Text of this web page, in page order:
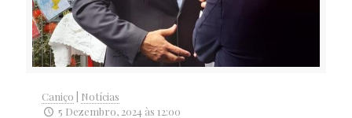
Caniço
Notícias
5 Dezembro, 2024 às 12:00